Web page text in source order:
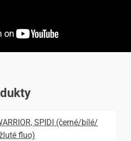
SPIDI (černé/bílé/
fluo)